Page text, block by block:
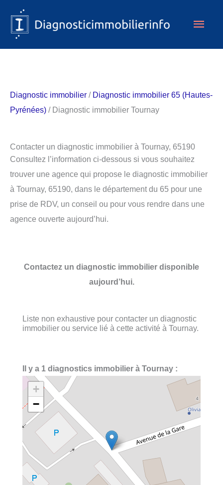
contenu
Diagnostic immobilier / Diagnostic immobilier 65 (Hautes-
Pyrénées) / Diagnostic immobilier Tournay
Contacter un diagnostic immobilier à Tournay, 65190
Consultez l’information ci-dessous si vous souhaitez
trouver une agence qui propose le diagnostic immobilier
à Tournay, 65190, dans le département du 65 pour une
prise de RDV, un conseil ou pour vous rendre dans une
agence ouverte aujourd’hui.
Contactez un diagnostic immobilier disponible
aujourd’hui.
Liste non exhaustive pour contacter un diagnostic
immobilier ou service lié à cette activité à Tournay.
Il y a 1 diagnostics immobilier à Tournay :
+
−